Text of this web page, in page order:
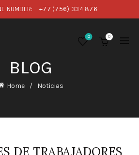
NUMBER: +77 (756) 334 876
0 0
BLOG
Home Noticias
DE TRABAJADORES